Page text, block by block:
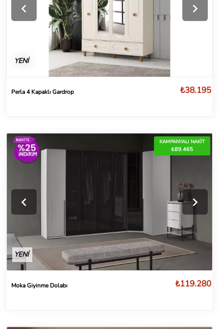
YENİ
Perla 4 Kapaklı Gardrop ₺38.195
KAMPANYALI NAKİT
₺89.465
YENİ
Moka Giyinme Dolabı ₺119.280